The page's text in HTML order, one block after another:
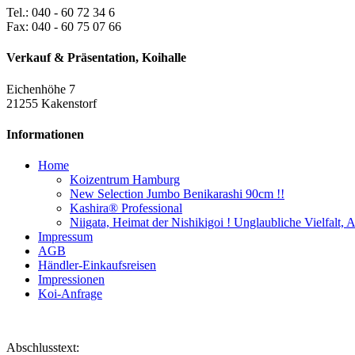
Tel.: 040 - 60 72 34 6
Fax: 040 - 60 75 07 66
Verkauf & Präsentation, Koihalle
Eichenhöhe 7
21255 Kakenstorf
Informationen
Home
Koizentrum Hamburg
New Selection Jumbo Benikarashi 90cm !!
Kashira® Professional
Niigata, Heimat der Nishikigoi ! Unglaubliche Vielfalt,
Impressum
AGB
Händler-Einkaufsreisen
Impressionen
Koi-Anfrage
Abschlusstext: